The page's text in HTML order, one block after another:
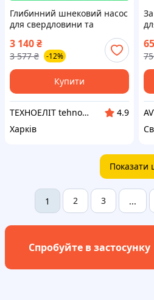
Глибинний шнековий насос
для свердловини та
колодязя для подачі води в
будинок AQUATICA 4QGDM
1.2-50-0.37
3 140₴
3 577 ₴ -12%
Купити
ТЕХНОЕЛІТ tehnoelit.com.ua: Багатий ДІМ корисних товарів
4.9
Харків
Показати
1 2 3 ...
Спробуйте в застосунку